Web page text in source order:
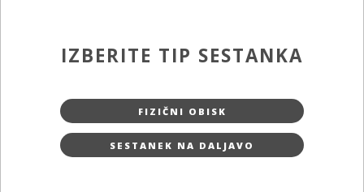
IZBERITE TIP SESTANKA
FIZIČNI OBISK
SESTANEK NA DALJAVO